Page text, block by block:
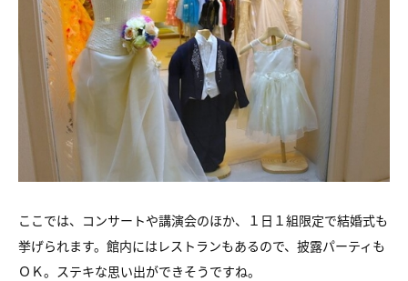
ここでは、コンサートや講演会のほか、１日１組限定で結婚式も
挙げられます。館内にはレストランもあるので、披露パーティも
ＯＫ。ステキな思い出ができそうですね。